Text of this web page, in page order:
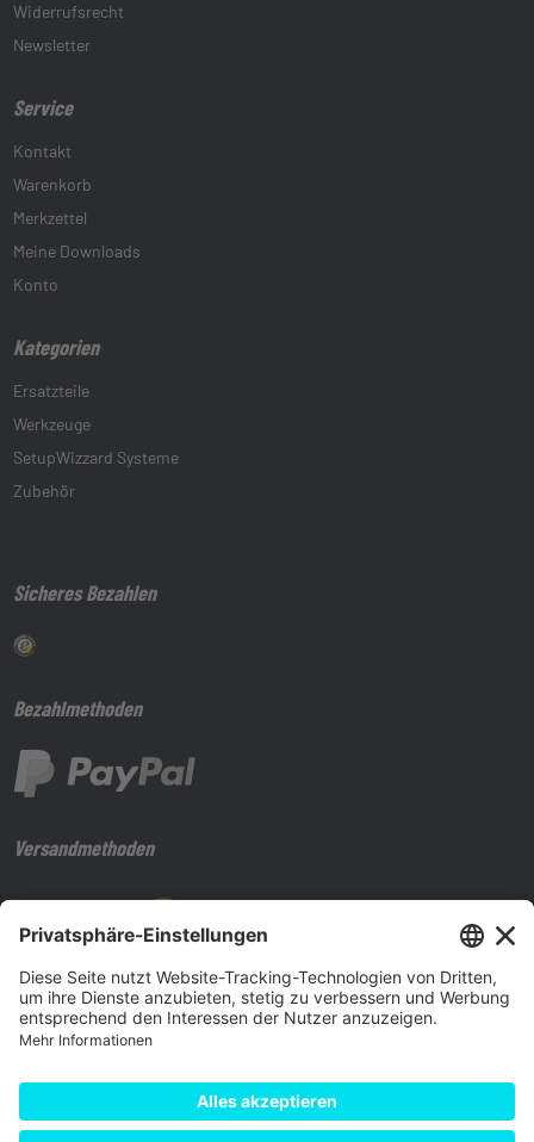
Widerrufsrecht
Newsletter
Service
Kontakt
Warenkorb
Merkzettel
Meine Downloads
Konto
Kategorien
Ersatzteile
Werkzeuge
SetupWizzard Systeme
Zubehör
Sicheres Bezahlen
Bezahlmethoden
Versandmethoden
Besuchen Sie uns auf